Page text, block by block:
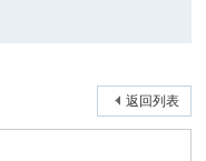
返回列表